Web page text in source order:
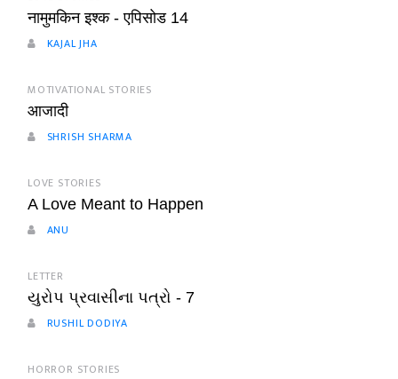
नामुमकिन इश्क - एपिसोड 14
KAJAL JHA
MOTIVATIONAL STORIES
आजादी
SHRISH SHARMA
LOVE STORIES
A Love Meant to Happen
ANU
LETTER
યુરોપ પ્રવાસીના પત્રો - 7
RUSHIL DODIYA
HORROR STORIES